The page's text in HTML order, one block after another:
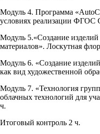
Модуль 4. Программа
условиях реализации ФГОС
Модуль 5.«Создание
материалов». Лоскутная
Модуль 6. «Создание
как вид художественной
Модуль 7. «Технология
облачных технологий для
ч.
Итоговый контроль 2 ч.